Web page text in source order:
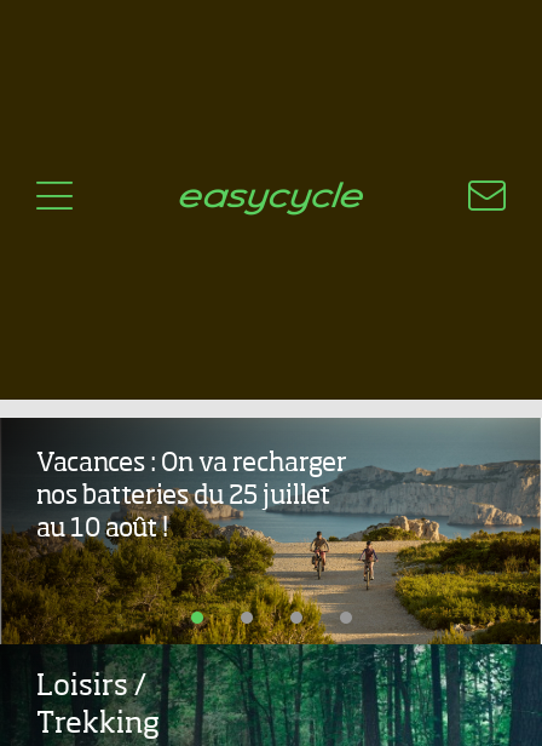
Questions / Réponses
Mondraker Crafty Carbon R
à tester à Gilly !!
Loisirs /
Trekking